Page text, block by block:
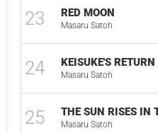
23 RED MOON
Masaru Satoh
24 KEISUKE'S RETURN
Masaru Satoh
25 THE SUN RISES IN
Masaru Satoh